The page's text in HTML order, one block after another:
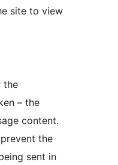
site to view
the
– the
content.
the
sent in